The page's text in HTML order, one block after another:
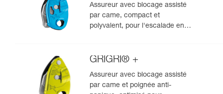
Assureur avec blocage assisté
par came, compact et
polyvalent, pour l'escalade en
GRIGRI® +
Assureur avec blocage assisté
par came et poignée anti-